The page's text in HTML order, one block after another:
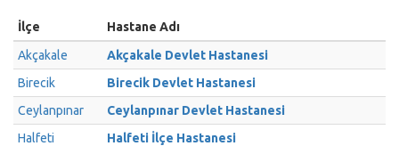
İlçe
Hastane Adı
Akçakale
Akçakale Devlet Hastanesi
Birecik
Birecik Devlet Hastanesi
Ceylanpınar
Ceylanpınar Devlet Hastanesi
Halfeti
Halfeti İlçe Hastanesi